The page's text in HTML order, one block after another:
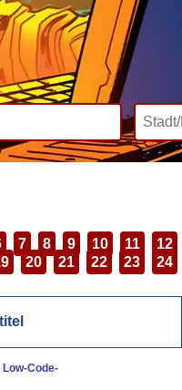
Inklusive
7 8 9 10 11
12
20 21 22 23 24
Code-